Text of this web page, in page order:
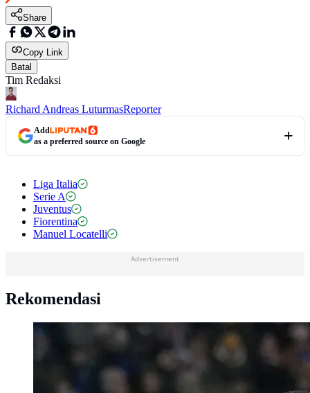
Share
Copy Link
Batal
Tim Redaksi
Richard Andreas LuturmasReporter
Add
as a preferred source on Google
Liga Italia
Serie A
Juventus
Fiorentina
Manuel Locatelli
Advertisement
Rekomendasi